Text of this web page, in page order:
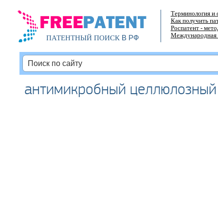
ПАТЕНТНЫЙ ПОИСКВ РФ
Терминология и
Как получить
Роспатент -
Международная
антимикробный